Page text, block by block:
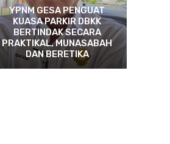
YPNM GESA PENGUAT
KUASA PARKIR DBKK
BERTINDAK SECARA
PRAKTIKAL, MUNASABAH
DAN BERETIKA